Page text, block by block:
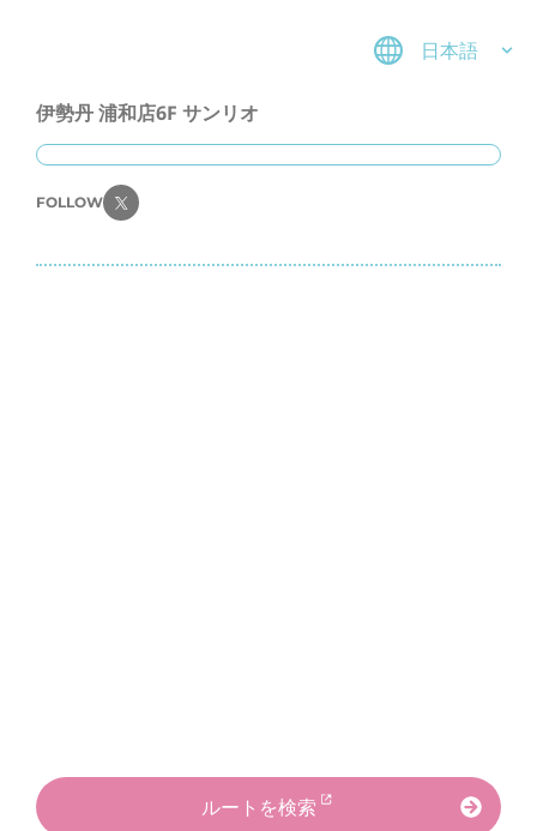
日本語
伊勢丹 浦和店6F サンリオ
FOLLOW
ルートを検索